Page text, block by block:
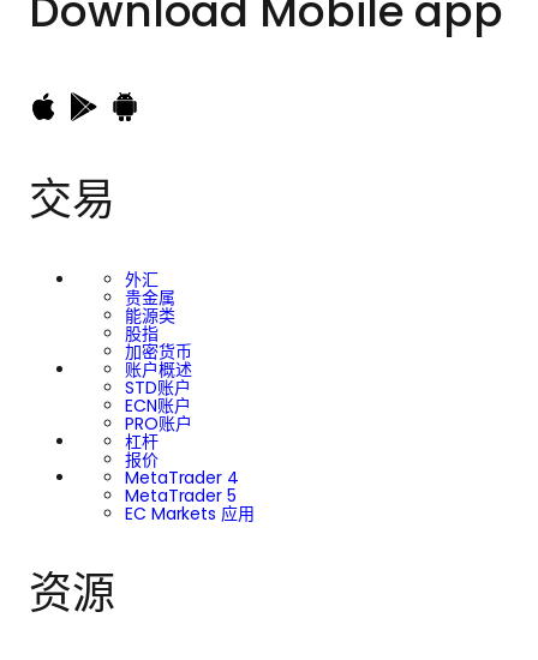
交易
外汇
贵金属
能源类
股指
加密货币
账户概述
STD账户
ECN账户
PRO账户
杠杆
报价
MetaTrader 4
MetaTrader 5
EC Markets 应用
资源